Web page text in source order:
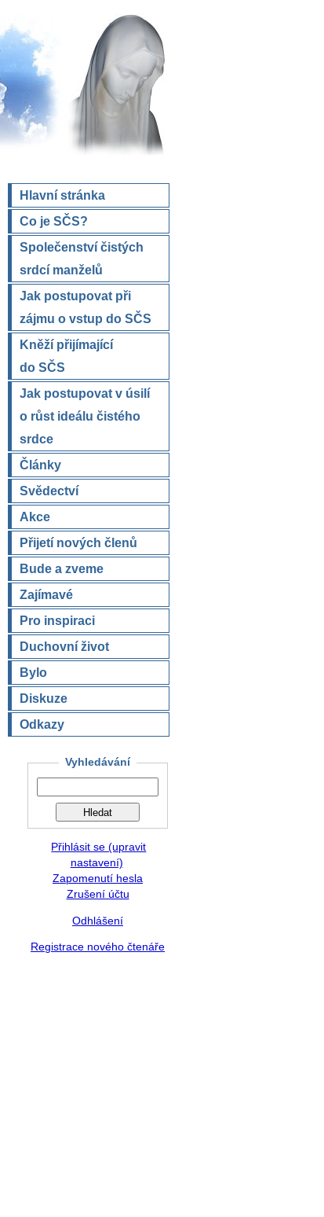
Hlavní stránka
Co je SČS?
Společenství čistých
srdcí manželů
Jak postupovat při
zájmu o vstup do SČS
Kněží přijímající
do SČS
Jak postupovat v úsilí
o růst ideálu čistého
srdce
Články
Svědectví
Akce
Přijetí nových členů
Bude a zveme
Zajímavé
Pro inspiraci
Duchovní život
Bylo
Diskuze
Odkazy
Vyhledávání
Přihlásit se (upravit
nastavení)
Zapomenutí hesla
Zrušení účtu
Odhlášení
Registrace nového čtenáře